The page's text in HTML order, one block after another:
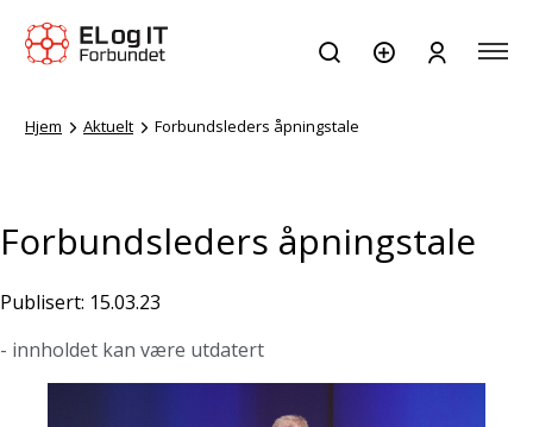
Hjem Aktuelt Forbundsleders åpningstale
Forbundsleders åpningstale
Publisert: 15.03.23
- innholdet kan være utdatert